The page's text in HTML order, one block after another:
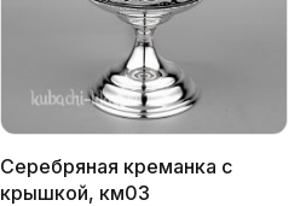
Серебряная креманка с
крышкой, км03